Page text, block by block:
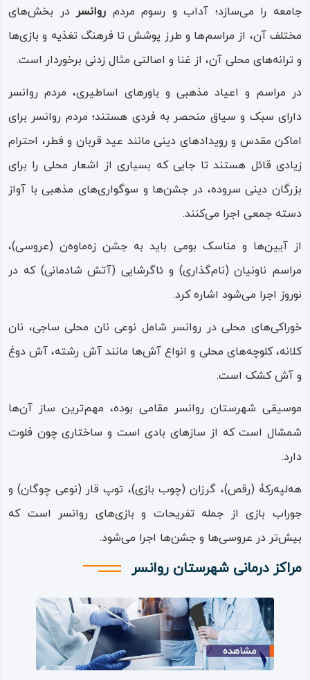
قاجاریه است.
از جاذبه‌های طبیعی شهرستان روانسر، سراب روانسر است،
مجموعه‌ای اکولوژیکی و بسیار زیبا که هرساله و در فصل‌های
مختلف میزبان گروه‌های متفاوتی از گردشگران است.
بسیاری از سفرهای تفریحی، ورزشی و هنری به شهرستان
روانسر به هدف بازدید از این سراب و اتراق در کناره‌های زیبای
آن انجام می‌شود. از جاذبه‌های مذهبی روانسر باید به بارگاه
«ویس قرنی» اشاره کرد که به سبک و طرز معماری سلجوقی، بر
كوه «بیشه» در میان راه روانسر به کرمانشاه ساخته شده است.
«باباحیران، شیخ‌ سرا و شیخ‌ رسول دولت‌ آبادی» از دیگر بقعه‌ها
و زیارت‌گاه‌های مذهبی شهرستان روانسر هستند.
فرهنگ، سنت، مذهب و پوشش مردم روانسر
جلوه‌های فرهنگ و سنت در شهرستان روانسر رنگارنگ و از
گوناگونی و اصالت زیادی برخوردار است. این گوناگونی فرهنگی
در شهر روانسر همانند دیگر مناطق استان کرمانشاه، به پیشینه
زندگی عشایری و روستایی مردم بازمی‌گردد.
زبان مردم این خطه، زبان کردی با گویش جافی است؛ در
قسمت‌های مختلف شهرستان روانسر، مردم دارای زیرگویش‌هایی
هستند که مهم‌ترین این لهجه‌ها یا زیرگویش‌ها، جافی اردلانی
است،این گویش، بینابین جافی و کردی هورامی است.
مذهب بیشتر مردم روانسر سنی شافعی است و اندکی از مردم،
که ساکنان روستاهای نزدیک‌تر به شهر کرمانشاه هستند، مذهب
تشیع دارند. تعداد بسیار زیاد مساجد در شهرستان روانسر
نشانه‌ای از باورهای مذهبی در میان مردم این منطقه است.
سبک پوشش در شهرستان روانسر نیز مانند هر شهرستان
جامعه را می‌سازد؛ آداب ‌و رسوم مردم روانسردر بخش‌های
مختلف آن، از مراسم‌ها و طرز پوشش تا فرهنگ تغذیه و بازی‌ها
و ترانه‌های محلی آن، از غنا و اصالتی مثال‌ زدنی برخوردار است.
در مراسم و اعیاد مذهبی و باورهای اساطیری، مردم روانسر
دارای سبک و سیاق منحصر به‌ فردی هستند؛ مردم روانسر برای
اماکن مقدس و رویدادهای دینی مانند عید قربان و فطر، احترام
زیادی قائل هستند تا جایی که بسیاری از اشعار محلی را برای
بزرگان دینی سروده، در جشن‌ها و سوگواری‌های مذهبی با آواز
دسته‌ جمعی اجرا می‌کنند.
از آیین‌ها و مناسک بومی باید به جشن زه‌ماوه‌ن (عروسی)،
مراسم ناونیان (نام‌گذاری) و ئاگرشایی (آتش شادمانی) که در
نوروز اجرا می‌شود اشاره کرد.
خوراکی‌های محلی در روانسر شامل نوعی نان محلی ساجی، نان
کلانه، کلوچه‌های محلی و انواع آش‌ها مانند آش رشته، آش دوغ
و آش کشک است.
موسیقی شهرستان روانسر مقامی بوده، مهم‌ترین ساز آن‌ها
شمشال است که از سازهای بادی است و ساختاری چون فلوت
دارد.
هه‌لپه‌رکۀ (رقص)، گرزان (چوب‌ بازی)، توپ‌ قار (نوعی چوگان) و
جوراب‌ بازی از جمله تفریحات و بازی‌های روانسر است که
بیش‌تر در عروسی‌ها و جشن‌ها اجرا می‌شود.
مراکز درمانی شهرستان روانسر